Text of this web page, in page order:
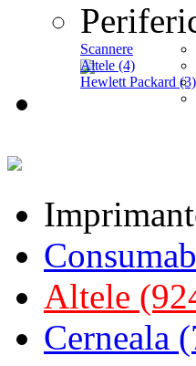
Scannere
Altele (4)
Hewlett Packard (3)
Altele
Cerneala